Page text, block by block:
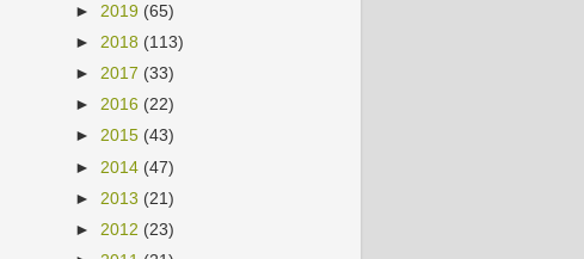
► 2019 (65)
► 2018 (113)
► 2017 (33)
► 2016 (22)
► 2015 (43)
► 2014 (47)
► 2013 (21)
► 2012 (23)